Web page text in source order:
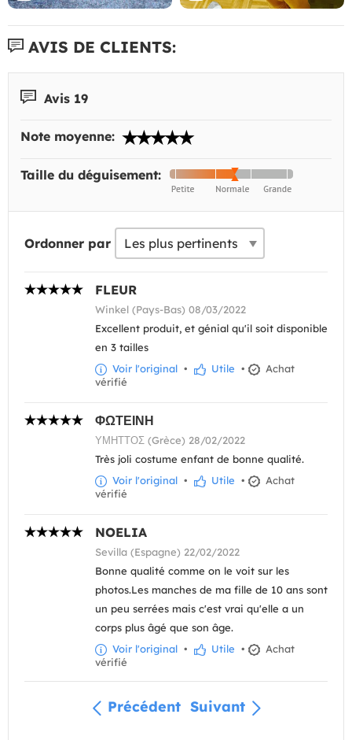
AVIS DE CLIENTS:
Avis 19
Note moyenne:
Taille du déguisement:
Ordonner par
FLEUR
Winkel (Pays-Bas) 08/03/2022
Excellent produit, et génial qu'il soit disponible
en 3 tailles
Voir l'original • Utile •
Achat
vérifié
ΦΩΤΕΙΝΗ
ΥΜΗΤΤΟΣ (Grèce) 28/02/2022
Très joli costume enfant de bonne qualité.
Voir l'original • Utile •
Achat
vérifié
NOELIA
Sevilla (Espagne) 22/02/2022
Bonne qualité comme on le voit sur les
photos.Les manches de ma fille de 10 ans sont
un peu serrées mais c'est vrai qu'elle a un
corps plus âgé que son âge.
Voir l'original • Utile •
Achat
vérifié
Précédent Suivant